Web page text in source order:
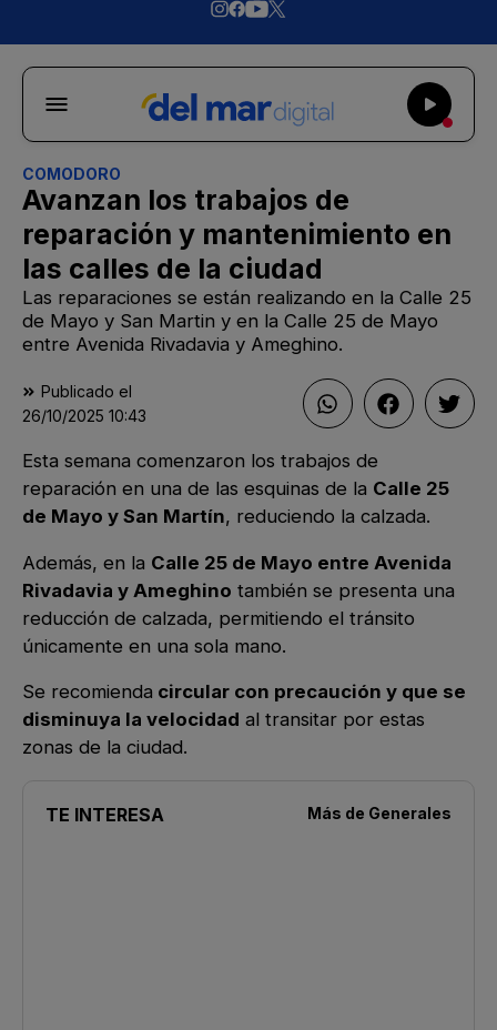
COMODORO
Avanzan los trabajos de
reparación y mantenimiento en
las calles de la ciudad
Las reparaciones se están realizando en la Calle 25
de Mayo y San Martin y en la Calle 25 de Mayo
entre Avenida Rivadavia y Ameghino.
Publicado el
26/10/2025 10:43
Esta semana comenzaron los trabajos de
reparación en una de las esquinas de la Calle 25
de Mayo y San Martín, reduciendo la calzada.
Además, en la Calle 25 de Mayo entre Avenida
Rivadavia y Ameghino también se presenta una
reducción de calzada, permitiendo el tránsito
únicamente en una sola mano.
Se recomienda circular con precaución y que se
disminuya la velocidad al transitar por estas
zonas de la ciudad.
TE INTERESA Más de Generales